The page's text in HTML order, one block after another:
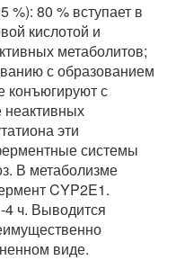
%): 80 % вступает в
кислотой и
метаболитов;
с образованием
конъюгируют с
неактивных
эти
системы
В метаболизме
CYP2E1.
ч. Выводится
виде.